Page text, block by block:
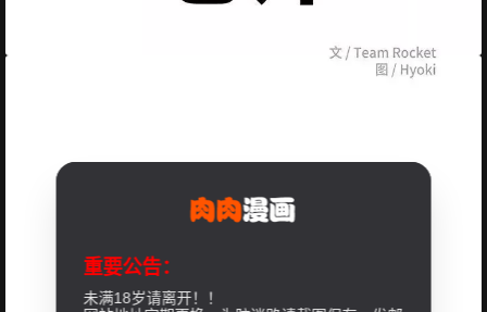
重要公告：
未满18岁请离开！！